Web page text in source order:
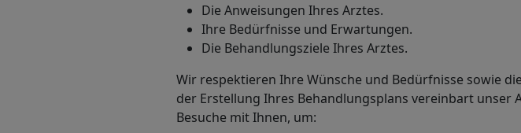
Die Anweisungen Ihres Arztes.
Ihre Bedürfnisse und Erwartungen.
Die Behandlungsziele Ihres Arztes.
Wir respektieren Ihre Wünsche und Bedürfnisse sowie
der Erstellung Ihres Behandlungsplans vereinbart unser
Besuche mit Ihnen, um: